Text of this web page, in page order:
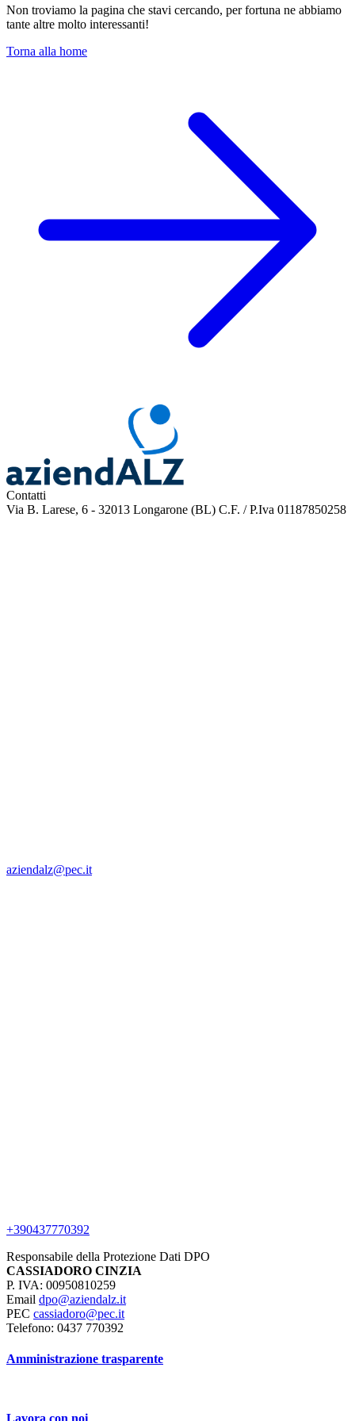
Non troviamo la pagina che stavi cercando, per fortuna ne abbiamo
tante altre molto interessanti!
Torna alla home
Contatti
Via B. Larese, 6 - 32013 Longarone (BL) C.F. / P.Iva 01187850258
aziendalz@pec.it
+390437770392
Responsabile della Protezione Dati DPO
CASSIADORO CINZIA
P. IVA: 00950810259
Email dpo@aziendalz.it
PEC cassiadoro@pec.it
Telefono: 0437 770392
Amministrazione trasparente
Lavora con noi